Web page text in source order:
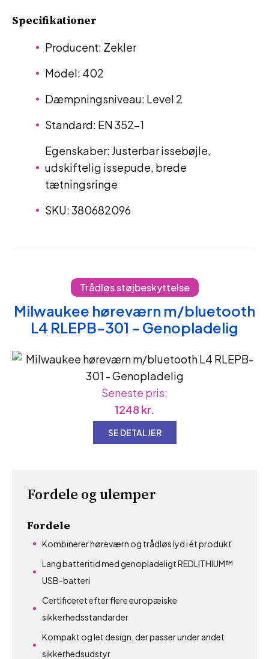
Specifikationer
Producent: Zekler
Model: 402
Dæmpningsniveau: Level 2
Standard: EN 352-1
Egenskaber: Justerbar issebøjle,
udskiftelig issepude, brede
tætningsringe
SKU: 380682096
Trådløs støjbeskyttelse
Milwaukee høreværn m/bluetooth
L4 RLEPB-301 - Genopladelig
Fordele og ulemper
Fordele
Kombinerer høreværn og trådløs lyd i ét produkt
Lang batteritid med genopladeligt REDLITHIUM™
USB-batteri
Certificeret efter flere europæiske
sikkerhedsstandarder
Kompakt og let design, der passer under andet
sikkerhedsudstyr
Seneste pris:
1248 kr.
SE DETALJER